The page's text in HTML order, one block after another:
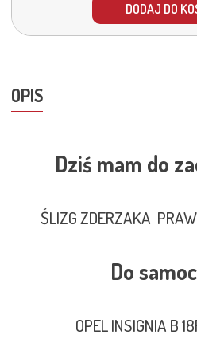
DODAJ DO
OPIS
Dziś mam do
ŚLIZG ZDERZAKA
Do
OPEL INSIGNIA B